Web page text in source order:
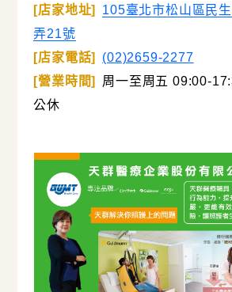
[店家地址]
105臺北市松山區民
弄21號
[店家電話]
(02)2659-2277
[營業時間]
周一至周五 09:00-
公休